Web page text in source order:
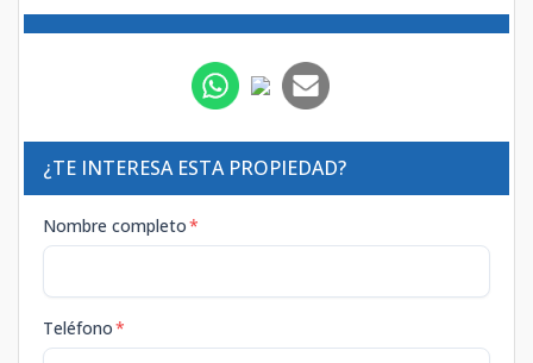
¿TE INTERESA ESTA PROPIEDAD?
Nombre completo*
Teléfono*